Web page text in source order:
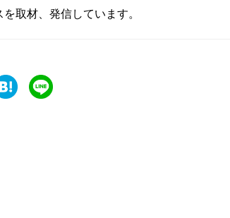
取材、発信しています。